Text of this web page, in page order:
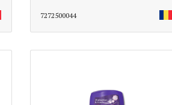
7272500044